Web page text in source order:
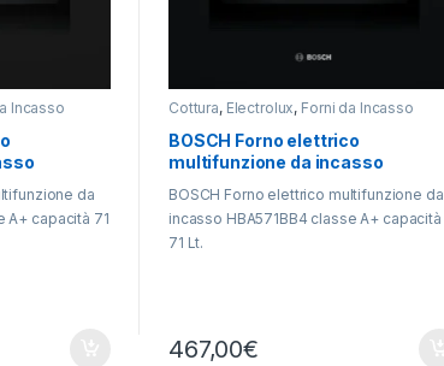
Incasso
da
A+ capacità 71
Cottura, Electrolux, Forni da Incasso
BOSCH Forno elettrico
multifunzione da incasso
HBA571BB4
BOSCH Forno elettrico multifunzione da
incasso HBA571BB4 classe A+ capacità
71 Lt.
467,00€